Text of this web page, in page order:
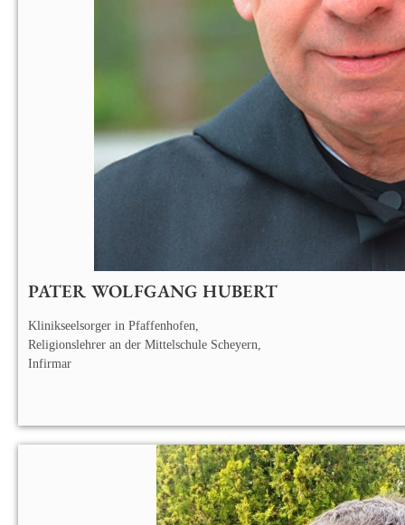
PATER WOLFGANG HUBERT
Klinikseelsorger in Pfaffenhofen,
Religionslehrer an der Mittelschule Scheyern,
Infirmar